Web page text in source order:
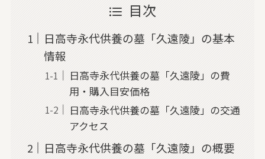
目次
日高寺永代供養の墓「久遠陵」の基本
情報
日高寺永代供養の墓「久遠陵」の費
用・購入目安価格
日高寺永代供養の墓「久遠陵」の交通
アクセス
日高寺永代供養の墓「久遠陵」の概要